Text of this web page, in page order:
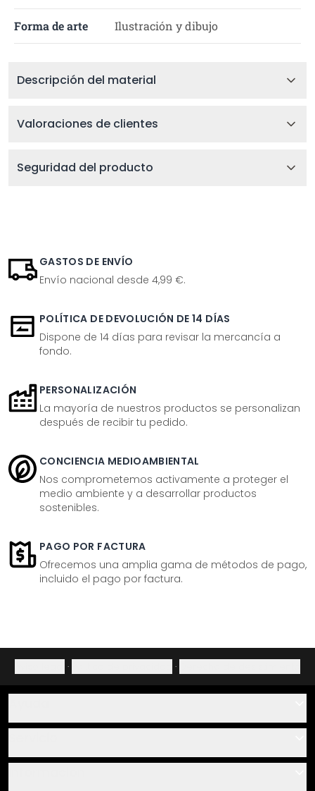
Forma de arte Ilustración y dibujo
Descripción del material
Valoraciones de clientes
Seguridad del producto
GASTOS DE ENVÍO
Envío nacional desde 4,99 €.
POLÍTICA DE DEVOLUCIÓN DE 14 DÍAS
Dispone de 14 días para revisar la mercancía a
fondo.
PERSONALIZACIÓN
La mayoría de nuestros productos se personalizan
después de recibir tu pedido.
CONCIENCIA MEDIOAMBIENTAL
Nos comprometemos activamente a proteger el
medio ambiente y a desarrollar productos
sostenibles.
PAGO POR FACTURA
Ofrecemos una amplia gama de métodos de pago,
incluido el pago por factura.
· ·
Sobre nosotros